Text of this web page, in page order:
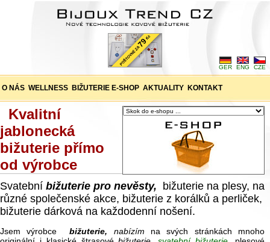
CZE
ENG
GER
O NÁS WELLNESS BIŽUTERIE E-SHOP AKTUALITY KONTAKT
Kvalitní
jablonecká
bižuterie přímo
od výrobce
Svatební bižuterie pro nevěsty, bižuterie na plesy, na
různé společenské akce, bižuterie z korálků a perliček,
bižuterie dárková na každodenní nošení.
Jsem výrobce bižuterie, nabízím na svých stránkách mnoho